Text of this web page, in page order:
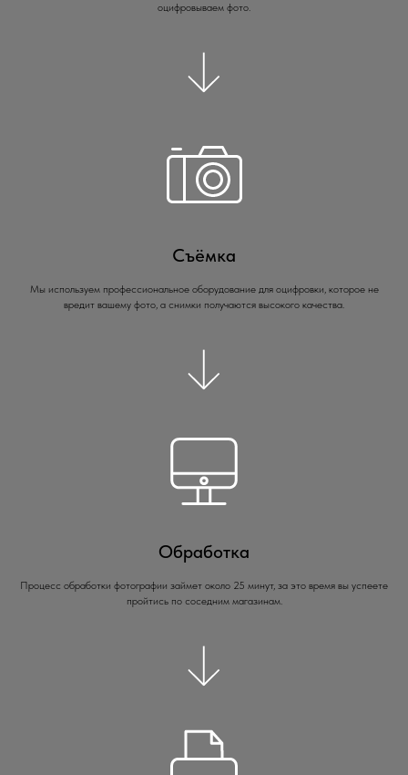
оцифровываем фото.
Съёмка
Мы используем профессиональное оборудование для оцифровки, которое не
вредит вашему фото, а снимки получаются высокого качества.
Обработка
Процесс обработки фотографии займет около 25 минут, за это время вы успеете
пройтись по соседним магазинам.